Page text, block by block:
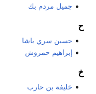
جميل مردم بك
ح
حسين سري باشا
إبراهيم حمروش
خ
خليفة بن حارب